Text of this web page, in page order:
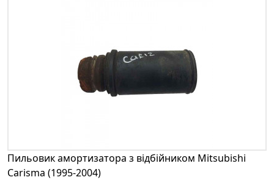
Пильовик амортизатора з відбійником Mitsubishi
Carisma (1995-2004)